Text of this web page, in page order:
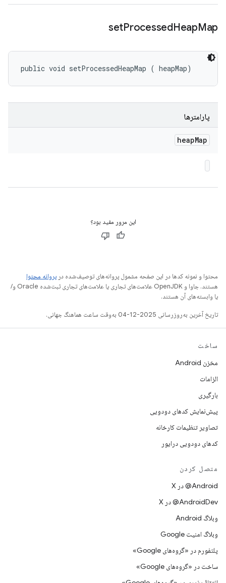
setProcessedHeapMap
public void setProcessedHeapMap ( heapMap)
پارامترها
heapMap
این مرور مفید بود؟
محتوا و نمونه کدها در این صفحه مشمول پروانه‌های توصیف‌شده در پروانه محتوا
هستند. جاوا و OpenJDK علامت‌های تجاری یا علامت‌های تجاری ثبت‌شده Oracle و/
یا وابسته‌های آن هستند.
تاریخ آخرین به‌روزرسانی 2025-12-04 به‌وقت ساعت هماهنگ جهانی.
ساخت
مخزن Android
الزامات
بارگیری
پیش‌نمایش کدهای دودویی
تصاویر تنظیمات کارخانه
کدهای دودویی درایور
متصل کردن
‫‎@Android در X
‫‎@AndroidDev در X
وبلاگ Android
وبلاگ امنیت Google
پلتفورم در «گروه‌های Google»
ساخت در «گروه‌های Google»